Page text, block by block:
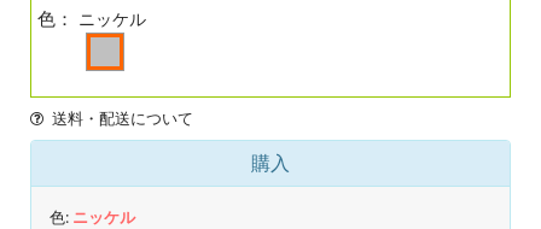
色： ニッケル
送料・配送について
購入
色: ニッケル